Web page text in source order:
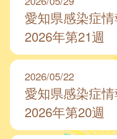
愛知県感染症情
2026年第21週
2026/05/22
愛知県感染症情
2026年第20週